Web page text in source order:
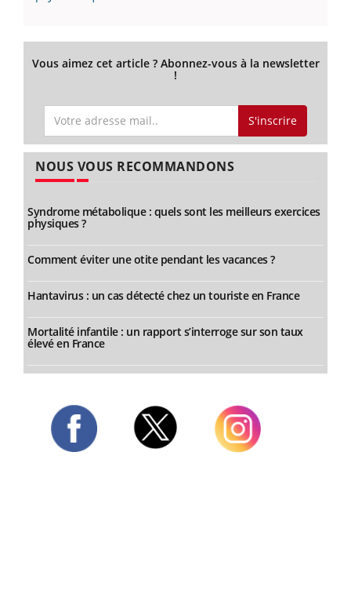
Vous aimez cet article ? Abonnez-vous à la newsletter
!
S'inscrire
NOUS VOUS RECOMMANDONS
Syndrome métabolique : quels sont les meilleurs exercices
physiques ?
Comment éviter une otite pendant les vacances ?
Hantavirus : un cas détecté chez un touriste en France
Mortalité infantile : un rapport s’interroge sur son taux
élevé en France